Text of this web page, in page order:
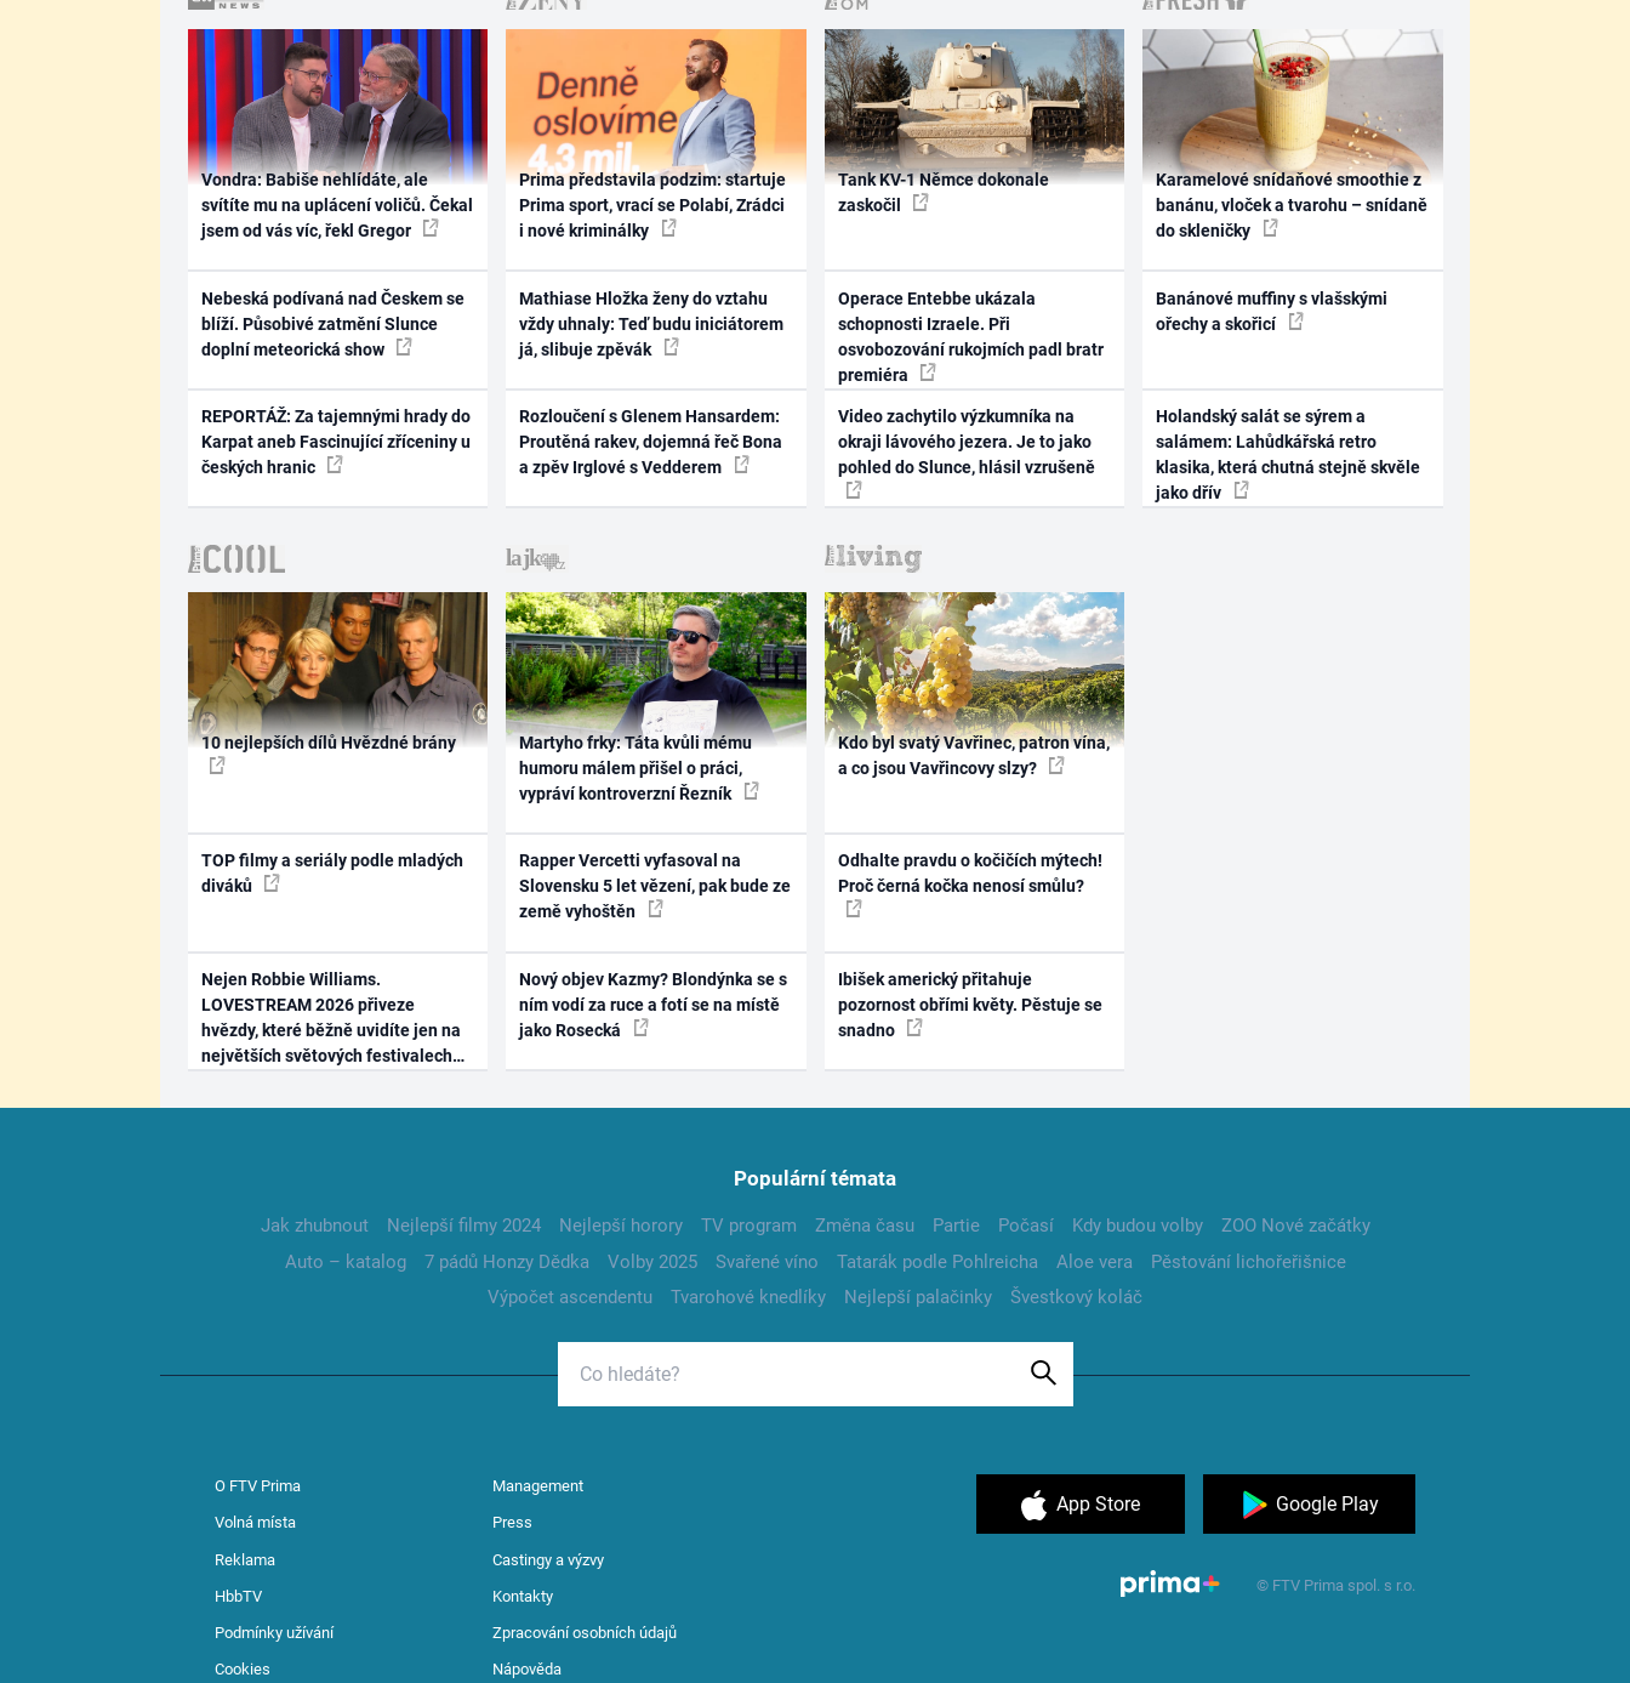
Vondra: Babiše nehlídáte, ale
svítíte mu na uplácení voličů. Čekal
jsem od vás víc, řekl Gregor
Nebeská podívaná nad Českem se
blíží. Působivé zatmění Slunce
doplní meteorická show
REPORTÁŽ: Za tajemnými hrady do
Karpat aneb Fascinující zříceniny u
českých hranic
Prima představila podzim: startuje
Prima sport, vrací se Polabí, Zrádci
i nové kriminálky
Mathiase Hložka ženy do vztahu
vždy uhnaly: Teď budu iniciátorem
já, slibuje zpěvák
Rozloučení s Glenem Hansardem:
Proutěná rakev, dojemná řeč Bona
a zpěv Irglové s Vedderem
Tank KV-1 Němce dokonale
zaskočil
Operace Entebbe ukázala
schopnosti Izraele. Při
osvobozování rukojmích padl bratr
premiéra
Video zachytilo výzkumníka na
okraji lávového jezera. Je to jako
pohled do Slunce, hlásil vzrušeně
Karamelové snídaňové smoothie z
banánu, vloček a tvarohu – snídaně
do skleničky
Banánové muffiny s vlašskými
ořechy a skořicí
Holandský salát se sýrem a
salámem: Lahůdkářská retro
klasika, která chutná stejně skvěle
jako dřív
10 nejlepších dílů Hvězdné brány
TOP filmy a seriály podle mladých
diváků
Nejen Robbie Williams.
LOVESTREAM 2026 přiveze
hvězdy, které běžně uvidíte jen na
největších světových festivalech
Martyho frky: Táta kvůli mému
humoru málem přišel o práci,
vypráví kontroverzní Řezník
Rapper Vercetti vyfasoval na
Slovensku 5 let vězení, pak bude ze
země vyhoštěn
Nový objev Kazmy? Blondýnka se s
ním vodí za ruce a fotí se na místě
jako Rosecká
Kdo byl svatý Vavřinec, patron vína,
a co jsou Vavřincovy slzy?
Odhalte pravdu o kočičích mýtech!
Proč černá kočka nenosí smůlu?
Ibišek americký přitahuje
pozornost obřími květy. Pěstuje se
snadno
Populární témata
Jak zhubnout Nejlepší filmy 2024 Nejlepší horory TV program Změna času Partie Počasí Kdy budou volby
ZOO Nové začátky
Auto – katalog
7 pádů Honzy Dědka Volby 2025 Svařené víno Tatarák podle Pohlreicha Aloe vera
Pěstování lichořeřišnice
Výpočet ascendentu
Tvarohové knedlíky Nejlepší palačinky Švestkový koláč
O FTV Prima Management
Volná místa Press
Reklama Castingy a výzvy
HbbTV Kontakty
Podmínky užívání Zpracování osobních údajů
Cookies Nápověda
App Store Google Play
© FTV Prima spol. s r.o.